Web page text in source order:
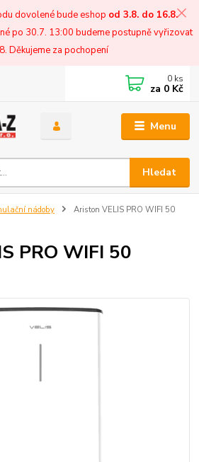
dovolené bude eshop od 3.8. do 16.8.
po 30.7. 13:00 budeme postupně vyřizovat
Děkujeme za pochopení
Menu
Hledat
0 ks
za 0 Kč
nádoby
Ariston VELIS PRO WIFI 50
PRO WIFI 50